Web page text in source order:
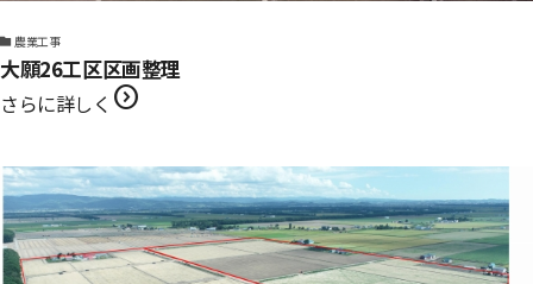
農業工事
大願26工区区画整理
さらに詳しく expand_circle_right